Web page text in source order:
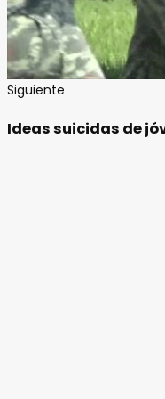
Siguiente
Ideas suicidas de